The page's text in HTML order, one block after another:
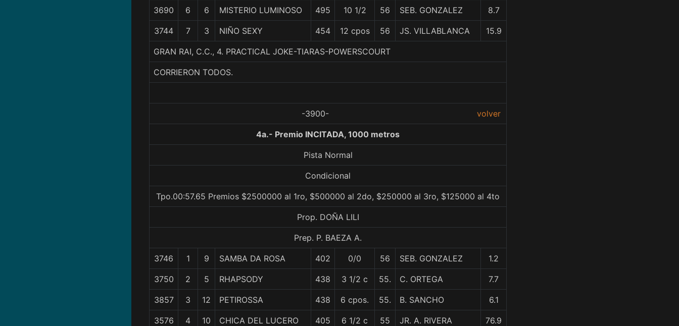
3690 6 6 MISTERIO LUMINOSO 495 10 1/2 56 SEB. GONZALEZ 8.7
3744 7 3 NIÑO SEXY 454 12 cpos 56 JS. VILLABLANCA 15.9
GRAN RAI, C.C., 4. PRACTICAL JOKE-TIARAS-POWERSCOURT
CORRIERON TODOS.
-3900- volver
4a.- Premio INCITADA, 1000 metros
Pista Normal
Condicional
Tpo.00:57.65 Premios $2500000 al 1ro, $500000 al 2do, $250000 al 3ro, $125000 al 4to
Prop. DOÑA LILI
Prep. P. BAEZA A.
3746 1 9 SAMBA DA ROSA 402 0/0 56 SEB. GONZALEZ 1.2
3750 2 5 RHAPSODY 438 3 1/2 c 55. C. ORTEGA 7.7
3857 3 12 PETIROSSA 438 6 cpos. 55. B. SANCHO 6.1
3576 4 10 CHICA DEL LUCERO 405 6 1/2 c 55 JR. A. RIVERA 76.9